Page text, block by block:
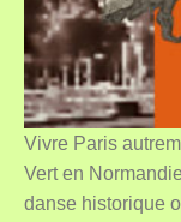
Vivre Paris
Vert en
danse historique